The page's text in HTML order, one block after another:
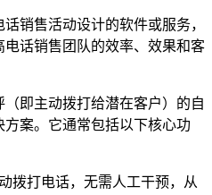
销售活动设计的软件或服务，
话销售团队的效率、效果和客
即主动拨打给潜在客户）的自
案。它通常包括以下核心功
拨打电话，无需人工干预，从